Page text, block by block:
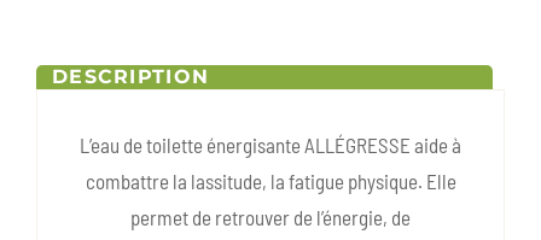
DESCRIPTION
L’eau de toilette énergisante ALLÉGRESSE aide à
combattre la lassitude, la fatigue physique. Elle
permet de retrouver de l’énergie, de